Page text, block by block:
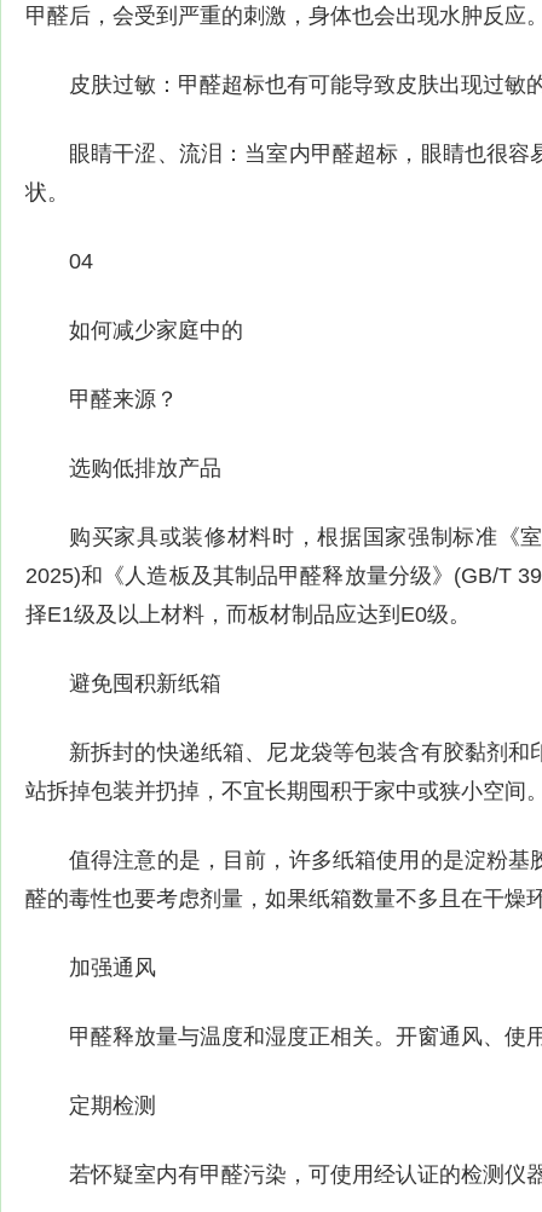
甲醛后，会受到严重的刺激，身体也会出现水肿反应
皮肤过敏：甲醛超标也有可能导致皮肤出现过
眼睛干涩、流泪：当室内甲醛超标，眼睛也很
状。
04
如何减少家庭中的
甲醛来源？
选购低排放产品
购买家具或装修材料时，根据国家强制标准《
2025)和《人造板及其制品甲醛释放量分级》(GB/T
择E1级及以上材料，而板材制品应达到E0级。
避免囤积新纸箱
新拆封的快递纸箱、尼龙袋等包装含有胶黏剂
站拆掉包装并扔掉，不宜长期囤积于家中或狭小空间
值得注意的是，目前，许多纸箱使用的是淀粉
醛的毒性也要考虑剂量，如果纸箱数量不多且在干
加强通风
甲醛释放量与温度和湿度正相关。开窗通风、使
定期检测
若怀疑室内有甲醛污染，可使用经认证的检测仪